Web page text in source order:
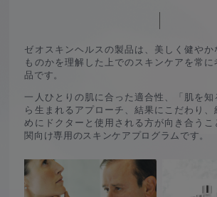
ゼオスキンヘルスの製品は、 美しく健や
ものかを理解した上でのスキンケアを常
品です。
一人ひとりの肌に合った適合性、「肌を
ら生まれるアプローチ、結果にこだわり、
めにドクターと使用される方が向き合うこ
関向け専用のスキンケアプログラムです。